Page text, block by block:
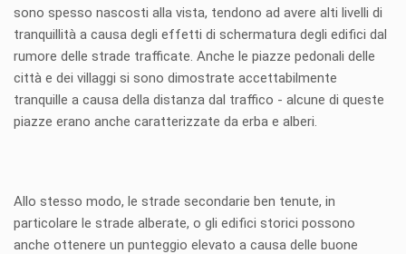
sono spesso nascosti alla vista, tendono ad avere alti livelli di
tranquillità a causa degli effetti di schermatura degli edifici dal
rumore delle strade trafficate. Anche le piazze pedonali delle
città e dei villaggi si sono dimostrate accettabilmente
tranquille a causa della distanza dal traffico - alcune di queste
piazze erano anche caratterizzate da erba e alberi.
Allo stesso modo, le strade secondarie ben tenute, in
particolare le strade alberate, o gli edifici storici possono
anche ottenere un punteggio elevato a causa delle buone